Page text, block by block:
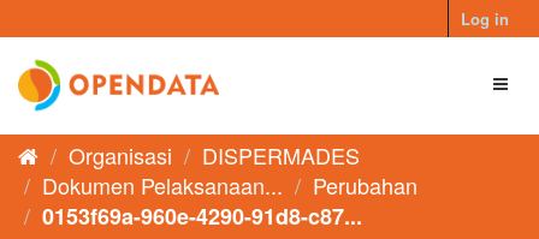
to
content
Log in
Organisasi
DISPERMADES
Dokumen Pelaksanaan...
Perubahan
0153f69a-960e-4290-91d8-c87...